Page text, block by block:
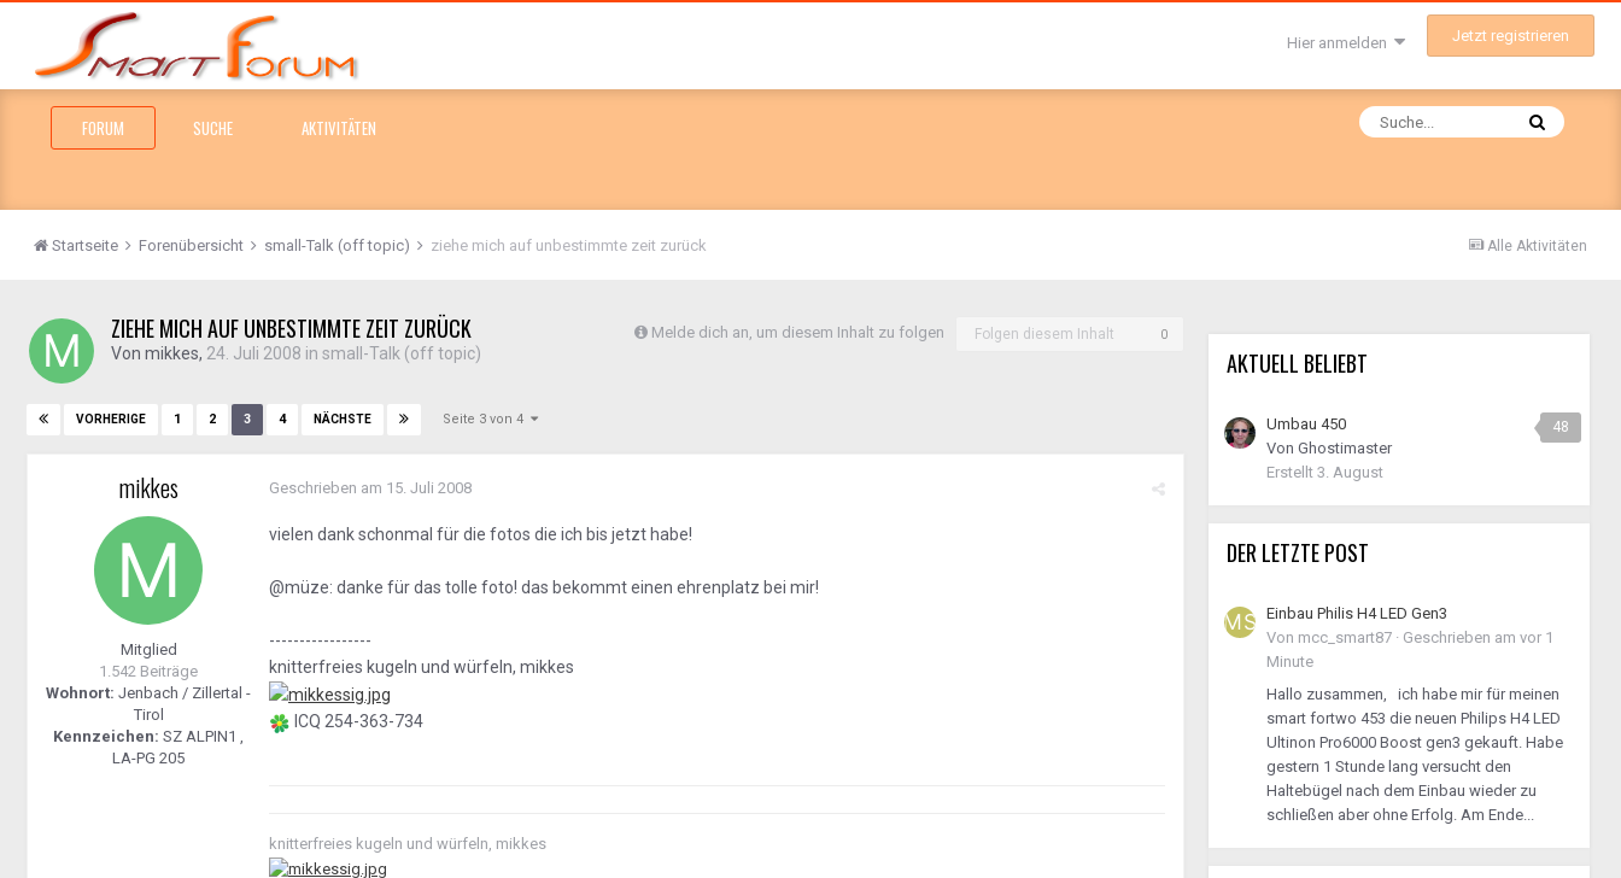
Hier anmelden Jetzt registrieren
FORUM SUCHE AKTIVITÄTEN
Alle Aktivitäten
Startseite Forenübersicht small-Talk (off topic) ziehe mich auf unbestimmte zeit zurück
Melde dich an, um diesem Inhalt zu folgen Folgen diesem Inhalt 0
ZIEHE MICH AUF UNBESTIMMTE ZEIT ZURÜCK
Von mikkes, 24. Juli 2008 in small-Talk (off topic)
VORHERIGE 1 2 3 4 NÄCHSTE Seite 3 von 4
mikkes
Mitglied
1.542 Beiträge
Wohnort: Jenbach / Zillertal -
Tirol
Kennzeichen: SZ ALPIN1 ,
LA-PG 205
Geschrieben am 15. Juli 2008
vielen dank schonmal für die fotos die ich bis jetzt habe!
@müze: danke für das tolle foto! das bekommt einen ehrenplatz bei mir!
-----------------
knitterfreies kugeln und würfeln, mikkes
ICQ 254-363-734
knitterfreies kugeln und würfeln, mikkes
AKTUELL BELIEBT
48
Umbau 450
Von Ghostimaster
Erstellt 3. August
DER LETZTE POST
Einbau Philis H4 LED Gen3
Von mcc_smart87 · Geschrieben am vor 1
Minute
Hallo zusammen, ich habe mir für meinen
smart fortwo 453 die neuen Philips H4 LED
Ultinon Pro6000 Boost gen3 gekauft. Habe
gestern 1 Stunde lang versucht den
Haltebügel nach dem Einbau wieder zu
schließen aber ohne Erfolg. Am Ende...